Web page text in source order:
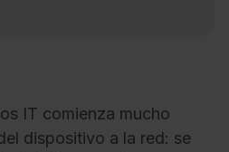
IT comienza mucho
dispositivo a la red: se